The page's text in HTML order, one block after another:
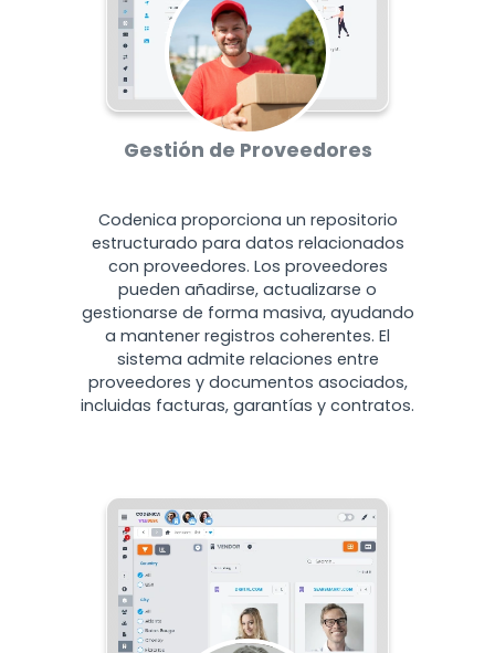
Gestión de Proveedores
Codenica proporciona un repositorio
estructurado para datos relacionados
con proveedores. Los proveedores
pueden añadirse, actualizarse o
gestionarse de forma masiva, ayudando
a mantener registros coherentes. El
sistema admite relaciones entre
proveedores y documentos asociados,
incluidas facturas, garantías y contratos.